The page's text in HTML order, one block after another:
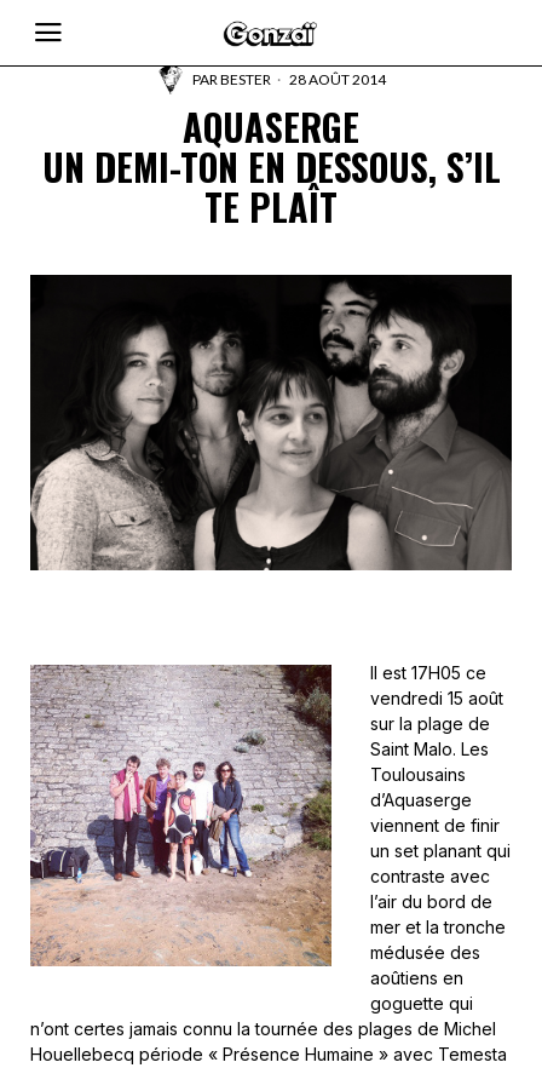
PARBESTER 28 AOÛT 2014
AQUASERGE
UN DEMI-TON EN DESSOUS, S’IL
TE PLAÎT
Il est 17H05 ce
vendredi 15 août
sur la plage de
Saint Malo. Les
Toulousains
d’Aquaserge
viennent de finir
un set planant qui
contraste avec
l’air du bord de
mer et la tronche
médusée des
aoûtiens en
goguette qui
n’ont certes jamais connu la tournée des plages de Michel
Houellebecq période « Présence Humaine » avec Temesta